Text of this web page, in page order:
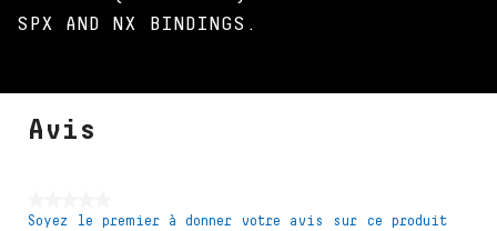
SPX AND NX BINDINGS.
Avis
Aucune
Soyez le premier à donner votre avis sur ce produit